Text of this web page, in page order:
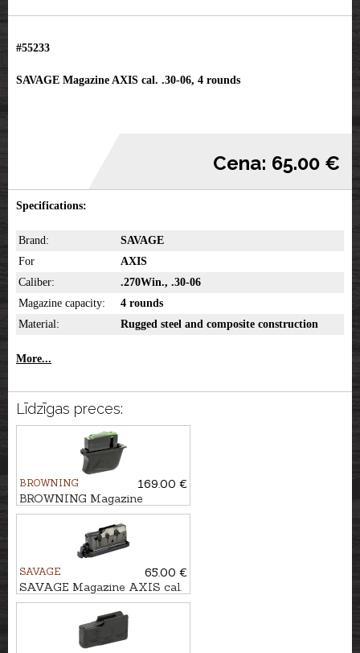
#55233
SAVAGE Magazine AXIS cal. .30-06, 4 rounds
Cena: 65.00 €
Specifications:
Brand:
SAVAGE
For
AXIS
Caliber:
.270Win., .30-06
Magazine capacity:
4 rounds
Material:
Rugged steel and composite construction
More...
Līdzīgas preces:
BROWNING
169.00 €
BROWNING Magazine
MARAL cal. .30-06, 10 rounds
SAVAGE
65.00 €
SAVAGE Magazine AXIS cal.
.223Rem., 4 rounds